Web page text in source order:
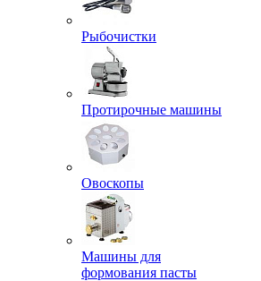
Рыбочистки
Протирочные машины
Овоскопы
Машины для
формования пасты